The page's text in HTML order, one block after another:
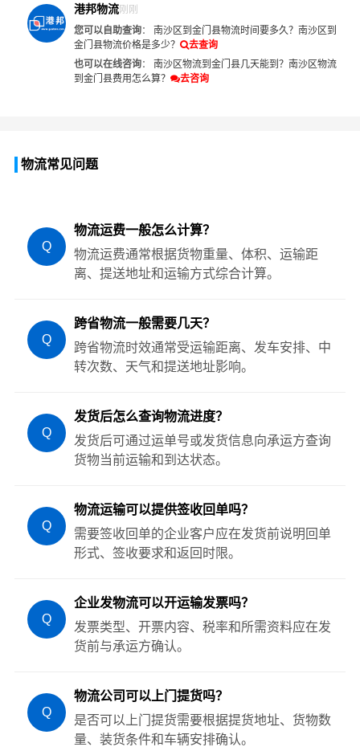
港邦物流刚刚
您可以自助查询： 南沙区到金门县物流时间要多久？ 南沙区到
金门县物流价格是多少？
去查询
也可以在线咨询： 南沙区物流到金门县几天能到？ 南沙区物流
到金门县费用怎么算？
去咨询
物流常见问题
Q
物流运费一般怎么计算？
物流运费通常根据货物重量、体积、运输距
离、提送地址和运输方式综合计算。
Q
跨省物流一般需要几天？
跨省物流时效通常受运输距离、发车安排、中
转次数、天气和提送地址影响。
Q
发货后怎么查询物流进度？
发货后可通过运单号或发货信息向承运方查询
货物当前运输和到达状态。
Q
物流运输可以提供签收回单吗？
需要签收回单的企业客户应在发货前说明回单
形式、签收要求和返回时限。
Q
企业发物流可以开运输发票吗？
发票类型、开票内容、税率和所需资料应在发
货前与承运方确认。
Q
物流公司可以上门提货吗？
是否可以上门提货需要根据提货地址、货物数
量、装货条件和车辆安排确认。